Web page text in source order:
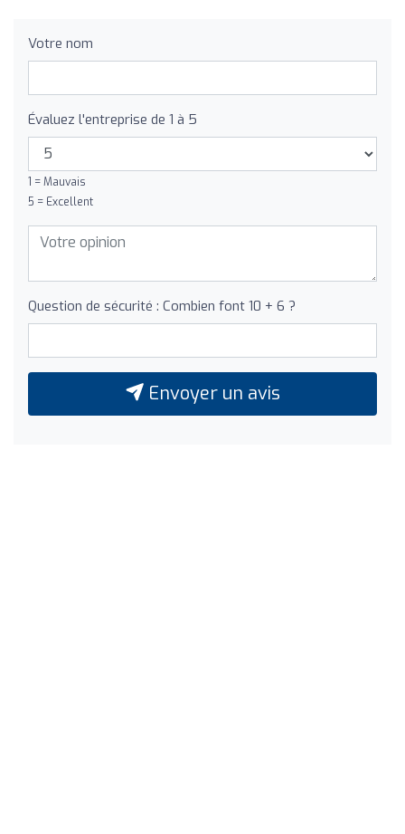
Votre nom
Évaluez l'entreprise de 1 à 5
1 = Mauvais
5 = Excellent
Question de sécurité : Combien font 10 + 6 ?
Envoyer un avis